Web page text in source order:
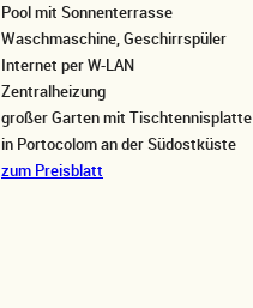
Pool mit Sonnenterrasse
Waschmaschine, Geschirrspüler
Internet per W-LAN
Zentralheizung
großer Garten mit Tischtennisplatte
in Portocolom an der Südostküste
zum Preisblatt